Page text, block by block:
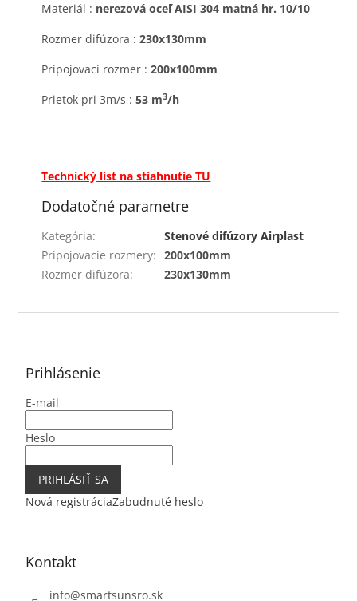
Materiál : nerezová oceľ AISI 304 matná hr. 10/10
Rozmer difúzora :230x130mm
Pripojovací rozmer :200x100mm
Prietok pri 3m/s :53 m3/h
Technický list na stiahnutie TU
Dodatočné parametre
Kategória:
Stenové difúzory Airplast
Pripojovacie rozmery:
200x100mm
Rozmer difúzora: 230x130mm
Prihlásenie
E-mail
Heslo
PRIHLÁSIŤ SA
Nová registráciaZabudnuté heslo
Kontakt
info@smartsunsro.sk